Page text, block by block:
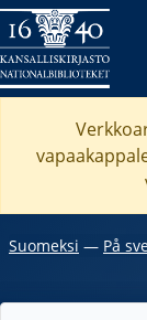
Suomeksi ― På